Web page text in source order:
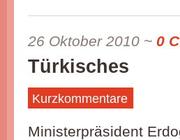
26 Oktober 2010 ~ 0
Türkisches
Kurzkommentare
Ministerpräsident